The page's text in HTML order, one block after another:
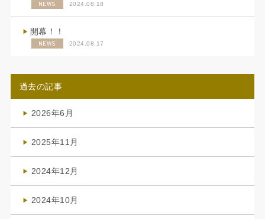
NEWS 2024.08.18
開幕！！
NEWS 2024.08.17
過去の記事
2026年6月
2025年11月
2024年12月
2024年10月